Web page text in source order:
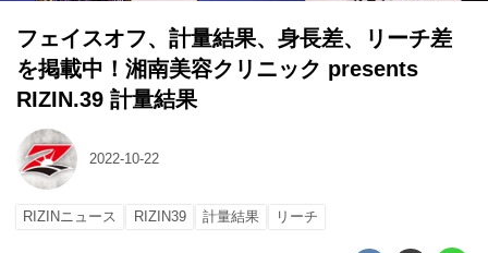
フェイスオフ、計量結果、身長差、リーチ差
を掲載中！湘南美容クリニック presents
RIZIN.39 計量結果
2022-10-22
RIZINニュース RIZIN39 計量結果 リーチ